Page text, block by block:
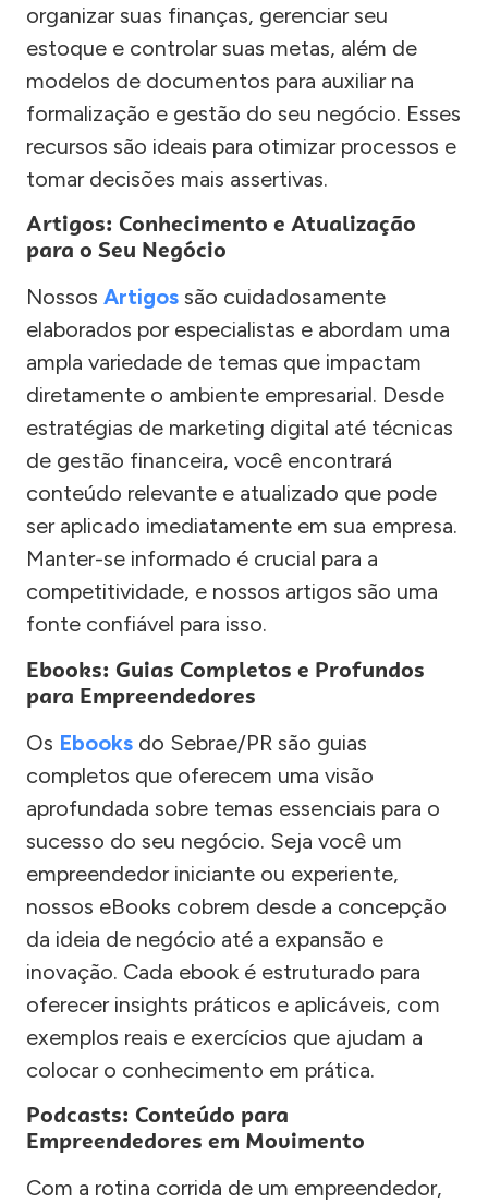
organizar suas finanças, gerenciar seu
estoque e controlar suas metas, além de
modelos de documentos para auxiliar na
formalização e gestão do seu negócio. Esses
recursos são ideais para otimizar processos e
tomar decisões mais assertivas.
Artigos: Conhecimento e Atualização
para o Seu Negócio
Nossos Artigos são cuidadosamente
elaborados por especialistas e abordam uma
ampla variedade de temas que impactam
diretamente o ambiente empresarial. Desde
estratégias de marketing digital até técnicas
de gestão financeira, você encontrará
conteúdo relevante e atualizado que pode
ser aplicado imediatamente em sua empresa.
Manter-se informado é crucial para a
competitividade, e nossos artigos são uma
fonte confiável para isso.
Ebooks: Guias Completos e Profundos
para Empreendedores
Os Ebooks do Sebrae/PR são guias
completos que oferecem uma visão
aprofundada sobre temas essenciais para o
sucesso do seu negócio. Seja você um
empreendedor iniciante ou experiente,
nossos eBooks cobrem desde a concepção
da ideia de negócio até a expansão e
inovação. Cada ebook é estruturado para
oferecer insights práticos e aplicáveis, com
exemplos reais e exercícios que ajudam a
colocar o conhecimento em prática.
Podcasts: Conteúdo para
Empreendedores em Movimento
Com a rotina corrida de um empreendedor,